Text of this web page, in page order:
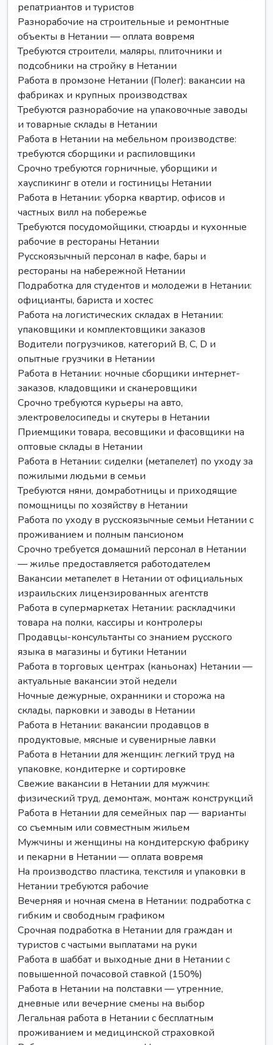
репатриантов и туристов
Разнорабочие на строительные и ремонтные
объекты в Нетании — оплата вовремя
Требуются строители, маляры, плиточники и
подсобники на стройку в Нетании
Работа в промзоне Нетании (Полег): вакансии на
фабриках и крупных производствах
Требуются разнорабочие на упаковочные заводы
и товарные склады в Нетании
Работа в Нетании на мебельном производстве:
требуются сборщики и распиловщики
Срочно требуются горничные, уборщики и
хауспикинг в отели и гостиницы Нетании
Работа в Нетании: уборка квартир, офисов и
частных вилл на побережье
Требуются посудомойщики, стюарды и кухонные
рабочие в рестораны Нетании
Русскоязычный персонал в кафе, бары и
рестораны на набережной Нетании
Подработка для студентов и молодежи в Нетании:
официанты, бариста и хостес
Работа на логистических складах в Нетании:
упаковщики и комплектовщики заказов
Водители погрузчиков, категорий B, C, D и
опытные грузчики в Нетании
Работа в Нетании: ночные сборщики интернет-
заказов, кладовщики и сканеровщики
Срочно требуются курьеры на авто,
электровелосипеды и скутеры в Нетании
Приемщики товара, весовщики и фасовщики на
оптовые склады в Нетании
Работа в Нетании: сиделки (метапелет) по уходу за
пожилыми людьми в семьи
Требуются няни, домработницы и приходящие
помощницы по хозяйству в Нетании
Работа по уходу в русскоязычные семьи Нетании с
проживанием и полным пансионом
Срочно требуется домашний персонал в Нетании
— жилье предоставляется работодателем
Вакансии метапелет в Нетании от официальных
израильских лицензированных агентств
Работа в супермаркетах Нетании: раскладчики
товара на полки, кассиры и контролеры
Продавцы-консультанты со знанием русского
языка в магазины и бутики Нетании
Работа в торговых центрах (каньонах) Нетании —
актуальные вакансии этой недели
Ночные дежурные, охранники и сторожа на
склады, парковки и заводы в Нетании
Работа в Нетании: вакансии продавцов в
продуктовые, мясные и сувенирные лавки
Работа в Нетании для женщин: легкий труд на
упаковке, кондитерке и сортировке
Свежие вакансии в Нетании для мужчин:
физический труд, демонтаж, монтаж конструкций
Работа в Нетании для семейных пар — варианты
со съемным или совместным жильем
Мужчины и женщины на кондитерскую фабрику
и пекарни в Нетании — оплата вовремя
На производство пластика, текстиля и упаковки в
Нетании требуются рабочие
Вечерняя и ночная смена в Нетании: подработка с
гибким и свободным графиком
Срочная подработка в Нетании для граждан и
туристов с частыми выплатами на руки
Работа в шаббат и выходные дни в Нетании с
повышенной почасовой ставкой (150%)
Работа в Нетании на полставки — утренние,
дневные или вечерние смены на выбор
Легальная работа в Нетании с бесплатным
проживанием и медицинской страховкой